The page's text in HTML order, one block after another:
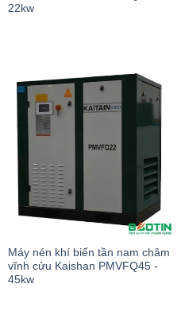
22kw
Máy nén khí biến tần nam châm
vĩnh cửu Kaishan PMVFQ45 -
45kw